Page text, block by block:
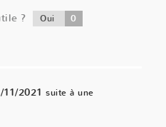
?
Oui 0
2021 suite à une